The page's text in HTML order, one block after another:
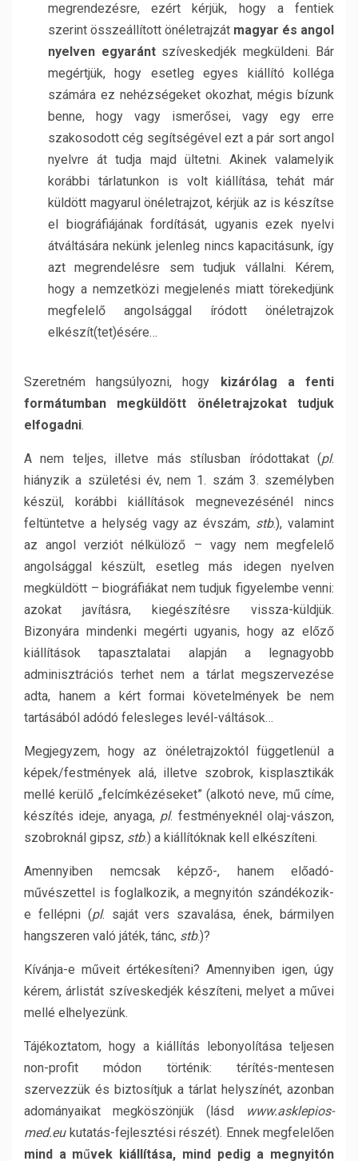
megrendezésre, ezért kérjük, hogy a fentiek
szerint összeállított önéletrajzát magyar és angol
nyelven egyaránt szíveskedjék megküldeni. Bár
megértjük, hogy esetleg egyes kiállító kolléga
számára ez nehézségeket okozhat, mégis bízunk
benne, hogy vagy ismerősei, vagy egy erre
szakosodott cég segítségével ezt a pár sort angol
nyelvre át tudja majd ültetni. Akinek valamelyik
korábbi tárlatunkon is volt kiállítása, tehát már
küldött magyarul önéletrajzot, kérjük az is készítse
el biográfiájának fordítását, ugyanis ezek nyelvi
átváltására nekünk jelenleg nincs kapacitásunk, így
azt megrendelésre sem tudjuk vállalni. Kérem,
hogy a nemzetközi megjelenés miatt törekedjünk
megfelelő angolsággal íródott önéletrajzok
elkészít(tet)ésére…
Szeretném hangsúlyozni, hogy kizárólag a fenti
formátumban megküldött önéletrajzokat tudjuk
elfogadni.
A nem teljes, illetve más stílusban íródottakat (pl.
hiányzik a születési év, nem 1. szám 3. személyben
készül, korábbi kiállítások megnevezésénél nincs
feltüntetve a helység vagy az évszám, stb.), valamint
az angol verziót nélkülöző – vagy nem megfelelő
angolsággal készült, esetleg más idegen nyelven
megküldött – biográfiákat nem tudjuk figyelembe venni:
azokat javításra, kiegészítésre vissza-küldjük.
Bizonyára mindenki megérti ugyanis, hogy az előző
kiállítások tapasztalatai alapján a legnagyobb
adminisztrációs terhet nem a tárlat megszervezése
adta, hanem a kért formai követelmények be nem
tartásából adódó felesleges levél-váltások…
Megjegyzem, hogy az önéletrajzoktól függetlenül a
képek/festmények alá, illetve szobrok, kisplasztikák
mellé kerülő „felcímkézéseket” (alkotó neve, mű címe,
készítés ideje, anyaga, pl. festményeknél olaj-vászon,
szobroknál gipsz, stb.) a kiállítóknak kell elkészíteni.
Amennyiben nemcsak képző-, hanem előadó-
művészettel is foglalkozik, a megnyitón szándékozik-
e fellépni (pl. saját vers szavalása, ének, bármilyen
hangszeren való játék, tánc, stb.)?
Kívánja-e műveit értékesíteni? Amennyiben igen, úgy
kérem, árlistát szíveskedjék készíteni, melyet a művei
mellé elhelyezünk.
Tájékoztatom, hogy a kiállítás lebonyolítása teljesen
non-profit módon történik: térítés-mentesen
szervezzük és biztosítjuk a tárlat helyszínét, azonban
adományaikat megköszönjük (lásd
www.asklepios-
med.eu kutatás-fejlesztési részét). Ennek megfelelően
mind a művek kiállítása, mind pedig a megnyitón